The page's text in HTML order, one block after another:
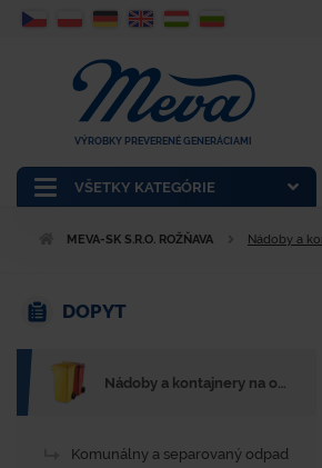
VŠETKY KATEGÓRIE
VÝROBKY PREVERENÉ GENERÁCIAMI
MEVA-SK S.R.O. ROŽŇAVA Nádoby a
DOPYT
Komunálny a separovaný odpad